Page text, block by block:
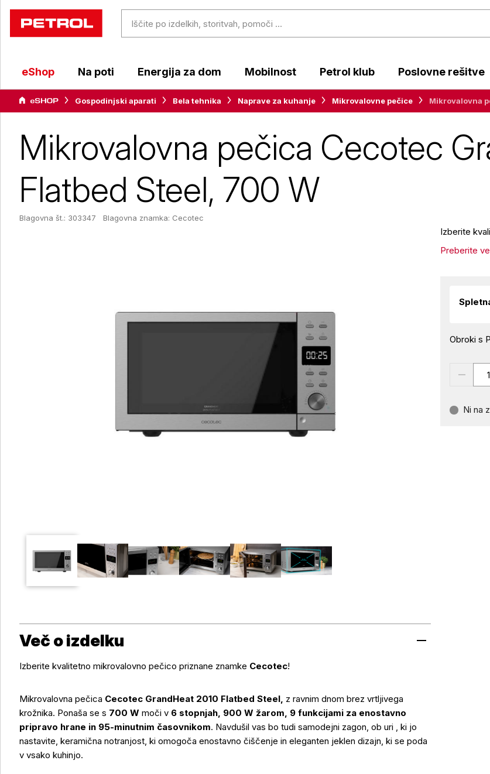
eShop Na poti Energija za dom Mobilnost Petrol klub Poslovne rešitve
Gospodinjski aparati Bela tehnika Naprave za kuhanje Mikrovalovne pečice Mikrovalovna
Mikrovalovna pečica Cecotec
Flatbed Steel, 700 W
Blagovna št.: 303347 Blagovna znamka: Cecotec
Izberite
Preberite
Obroki s
Ni na
Več o izdelku
Izberite kvalitetno mikrovalovno pečico priznane znamke Cecotec!
Mikrovalovna pečica Cecotec GrandHeat 2010 Flatbed Steel, z ravnim dnom brez vrtljivega
krožnika. Ponaša se s 700 W moči v 6 stopnjah, 900 W žarom, 9 funkcijami za enostavno
pripravo hrane in 95-minutnim časovnikom. Navdušil vas bo tudi samodejni zagon, ob uri , ki jo
nastavite, keramična notranjost, ki omogoča enostavno čiščenje in eleganten jeklen dizajn, ki se poda
v vsako kuhinjo.